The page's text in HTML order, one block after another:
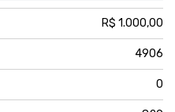
R$ 1.000,00
4906
0